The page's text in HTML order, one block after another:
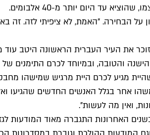
עד היום יותר מ-40 אלבומים.
הבחירה. "האמת, לא ציפיתי לזה. זה
המדינה, והוא זוכר את העיר העברית
והטובה, ובמיוחד לכרם התימנים
מגיע לכרם היית מרגיש שמישהו
משהו אחר בגלל האנשים החדשים
ואין מה לעשות".
האחרונות התגברה מאוד המודעות